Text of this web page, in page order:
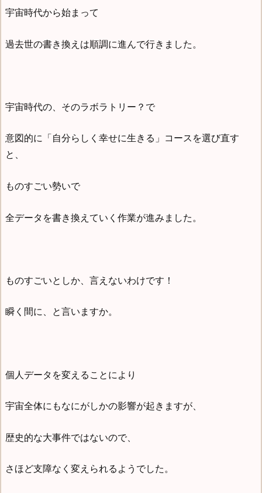
宇宙時代から始まって
過去世の書き換えは順調に進んで行きました。
宇宙時代の、そのラボラトリー？で
意図的に「自分らしく幸せに生きる」コースを選び直す
と、
ものすごい勢いで
全データを書き換えていく作業が進みました。
ものすごいとしか、言えないわけです！
瞬く間に、と言いますか。
個人データを変えることにより
宇宙全体にもなにがしかの影響が起きますが、
歴史的な大事件ではないので、
さほど支障なく変えられるようでした。